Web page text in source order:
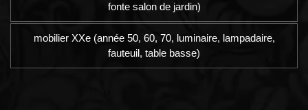
fonte salon de jardin)
mobilier XXe (année 50, 60, 70, luminaire, lampadaire,
fauteuil, table basse)